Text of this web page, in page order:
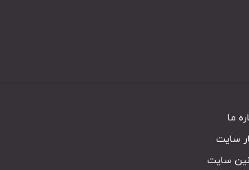
ما
سایت
سایت